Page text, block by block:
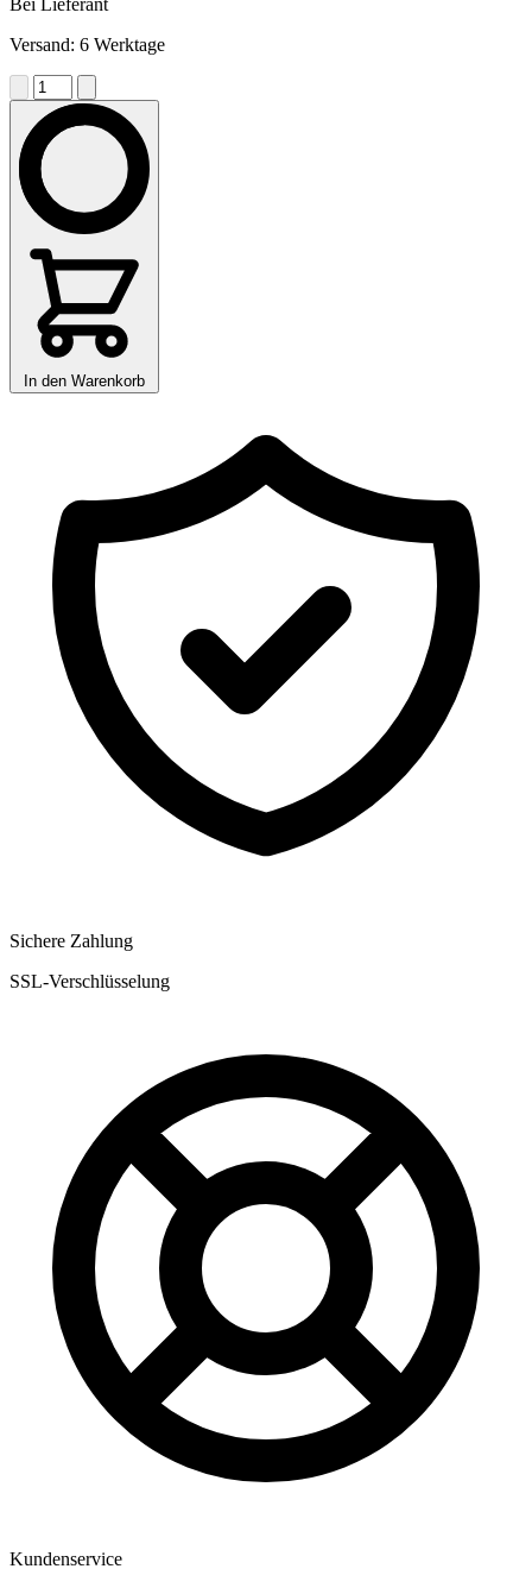
Bei Lieferant
Versand: 6 Werktage
In den Warenkorb
Sichere Zahlung
SSL-Verschlüsselung
Kundenservice